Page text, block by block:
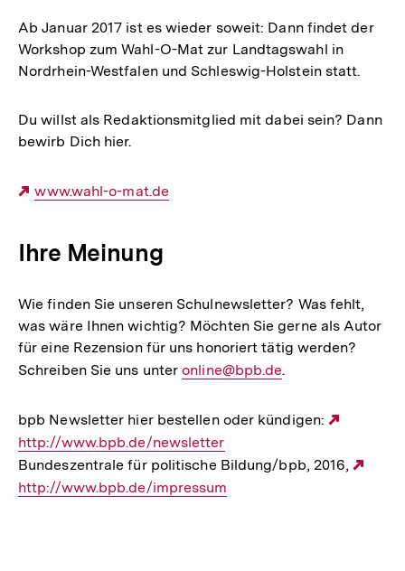
Ab Januar 2017 ist es wieder soweit: Dann findet der
Workshop zum Wahl-O-Mat zur Landtagswahl in
Nordrhein-Westfalen und Schleswig-Holstein statt.
Du willst als Redaktionsmitglied mit dabei sein? Dann
bewirb Dich hier.
Externer
www.wahl-o-mat.de
Ihre Meinung
Wie finden Sie unseren Schulnewsletter? Was fehlt,
was wäre Ihnen wichtig? Möchten Sie gerne als Autor
für eine Rezension für uns honoriert tätig werden?
Schreiben Sie uns unterE-
Link:
online@bpb.de.
bpb Newsletter hier bestellen oder kündigen:
http://www.bpb.de/newsletter
Bundeszentrale für politische Bildung/bpb, 2016,
http://www.bpb.de/impressum